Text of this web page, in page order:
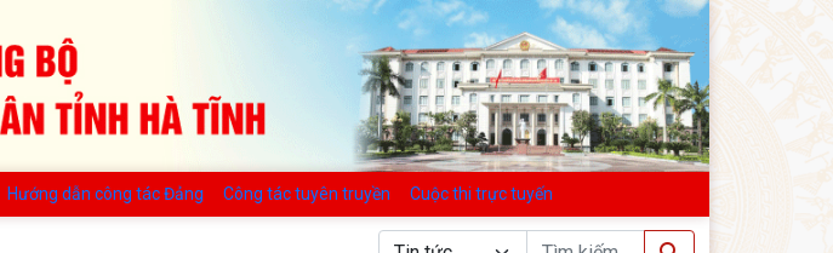
Hướng dẫn công tác Đảng Công tác tuyên truyền Cuộc thi trực tuyến